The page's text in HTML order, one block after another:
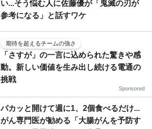
い...そう悩む人に佐藤優が「鬼滅の刃が
参考になる」と話すワケ
期待を超えるチームの強さ
「さすが」の一言に込められた驚きや感
動。新しい価値を生み出し続ける電通の
挑戦
Sponsored
パカッと開けて週に1、2個食べるだけ...
がん専門医が勧める「大腸がんを予防す